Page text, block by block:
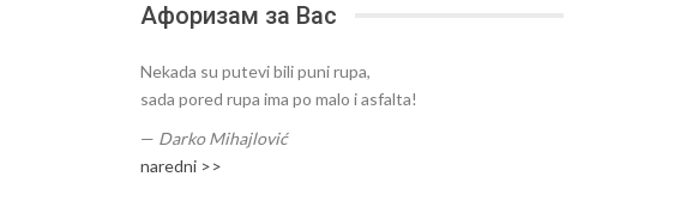
Афоризам за Вас
Nekada su putevi bili puni rupa,
sada pored rupa ima po malo i asfalta!
— Darko Mihajlović
naredni >>